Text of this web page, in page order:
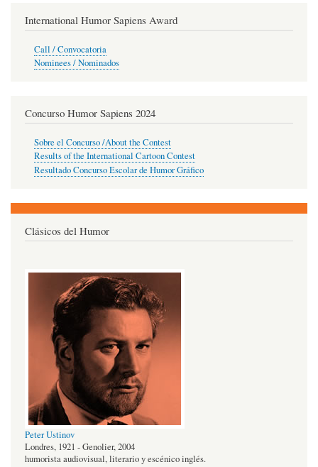
International Humor Sapiens Award
Call / Convocatoria
Nominees / Nominados
Concurso Humor Sapiens 2024
Sobre el Concurso /About the Contest
Results of the International Cartoon Contest
Resultado Concurso Escolar de Humor Gráfico
Clásicos del Humor
Peter Ustinov
Londres, 1921 - Genolier, 2004
humorista audiovisual, literario y escénico inglés.